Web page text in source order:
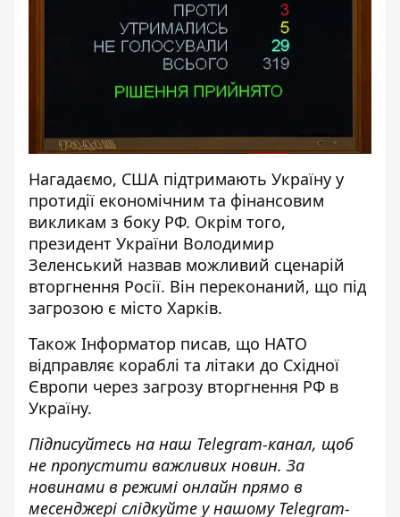
Нагадаємо, США підтримають Україну у
протидії економічним та фінансовим
викликам з боку РФ. Окрім того,
президент України Володимир
Зеленський назвав можливий сценарій
вторгнення Росії. Він переконаний, що під
загрозою є місто Харків.
Також Інформатор писав, що НАТО
відправляє кораблі та літаки до Східної
Європи через загрозу вторгнення РФ в
Україну.
Підписуйтесь на наш Telegram-канал, щоб
не пропустити важливих новин. За
новинами в режимі онлайн прямо в
месенджері слідкуйте у нашому Telegram-